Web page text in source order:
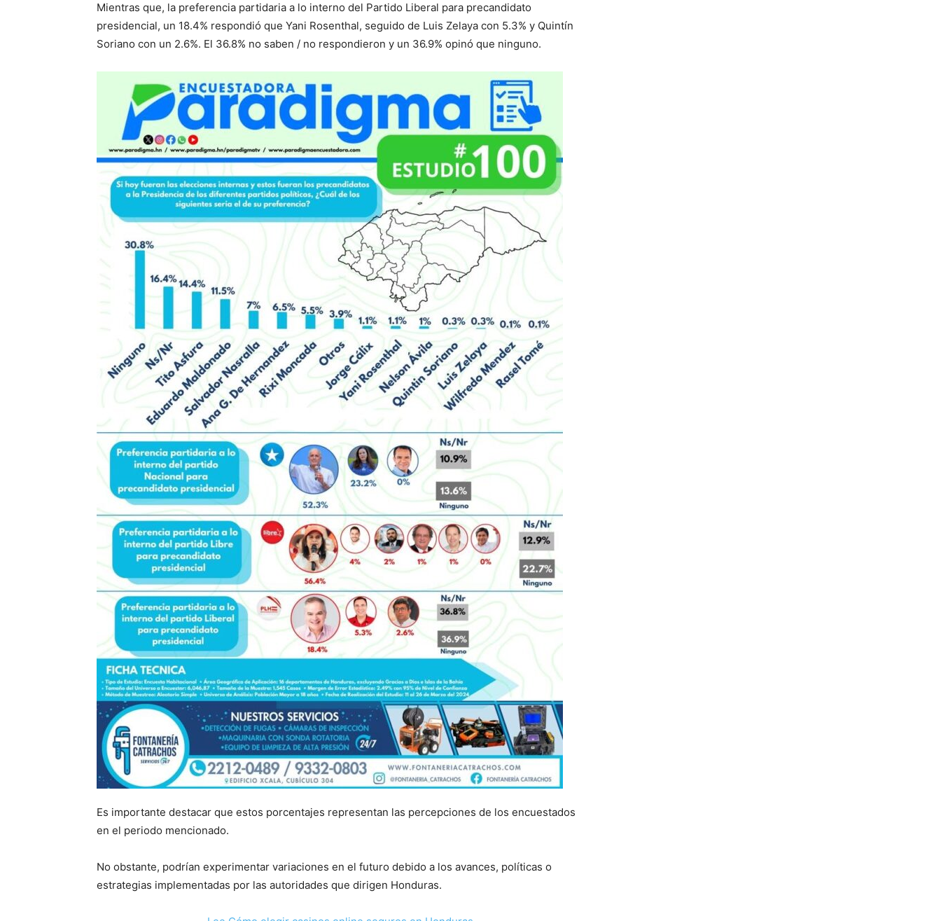
Mientras que, la preferencia partidaria a lo interno del Partido Liberal para precandidato
presidencial, un 18.4% respondió que Yani Rosenthal, seguido de Luis Zelaya con 5.3% y Quintín
Soriano con un 2.6%. El 36.8% no saben / no respondieron y un 36.9% opinó que ninguno.
Es importante destacar que estos porcentajes representan las percepciones de los encuestados
en el periodo mencionado.
No obstante, podrían experimentar variaciones en el futuro debido a los avances, políticas o
estrategias implementadas por las autoridades que dirigen Honduras.